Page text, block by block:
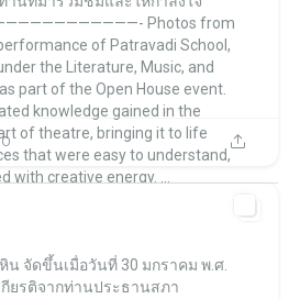
Photos from
of Patravadi School,
the Literature, Music, and
as part of the Open House event.
knowledge gained in the
of theatre, bringing it to life
that were easy to understand,
with creative energy.
โรงเรียนภัทราวดี หัวหิน แผนกมัธยม Patravadi School Huahin Feb 9
0
น จัดขึ้นเมื่อวันที่ 30 มกราคม พ.ศ.
กียรติจากท่านประธานสภา